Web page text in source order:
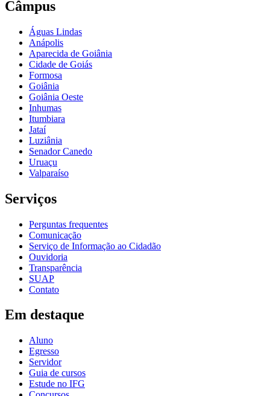
Câmpus
Águas Lindas
Anápolis
Aparecida de Goiânia
Cidade de Goiás
Formosa
Goiânia
Goiânia Oeste
Inhumas
Itumbiara
Jataí
Luziânia
Senador Canedo
Uruaçu
Valparaíso
Serviços
Perguntas frequentes
Comunicação
Serviço de Informação ao Cidadão
Ouvidoria
Transparência
SUAP
Contato
Em destaque
Aluno
Egresso
Servidor
Guia de cursos
Estude no IFG